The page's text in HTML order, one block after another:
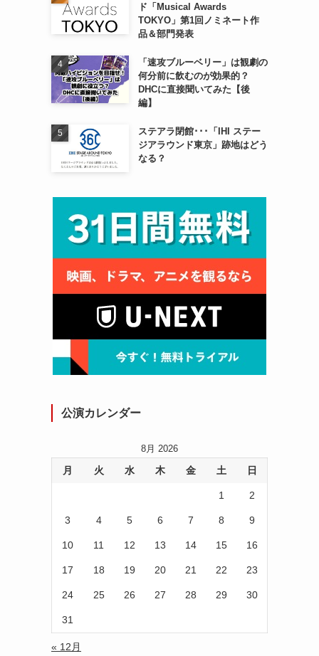
ド「Musical Awards
TOKYO」第1回ノミネート作
品＆部門発表
「速攻ブルーベリー」は観劇の
何分前に飲むのが効果的？
DHCに直接聞いてみた【後
編】
ステアラ閉館･･･「IHI ステー
ジアラウンド東京」跡地はどう
なる？
公演カレンダー
8月 2026
月 火 水 木 金 土 日
1 2
3 4 5 6 7 8 9
10 11 12 13 14 15 16
17 18 19 20 21 22 23
24 25 26 27 28 29 30
31
« 12月